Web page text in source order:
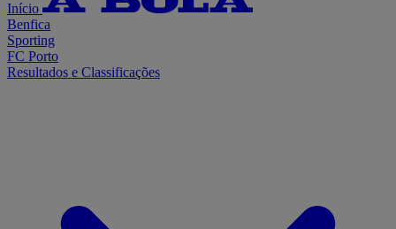
Início
Benfica
Sporting
FC Porto
Resultados e Classificações